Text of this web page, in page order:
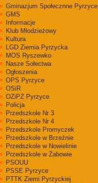
Gminazjum Społecznne Pyrzyce
GMS
Informacje
Klub Młodzieżowy
Kultura
LGD Ziemia Pyrzycka
MOS Ryszewko
Nasze Sołectwa
Ogłoszenia
OPS Pyrzyce
OSiR
OZiPZ Pyrzyce
Policja
Przedszkole Nr 3
Przedszkole Nr 4
Przedszkole Promyczek
Przedszkole w Brzeźnie
Przedszkole w Nowielinie
Przedszkole w Żabowie
PSOUU
PSSE Pyrzyce
PTTK Ziemi Pyrzyckiej